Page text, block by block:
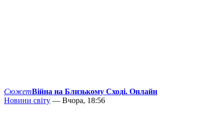
СюжетВійна на Близькому Сході. Онлайн
Новини світу — Вчора, 18:56